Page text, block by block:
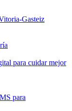
Gasteiz
para cuidar mejor
para